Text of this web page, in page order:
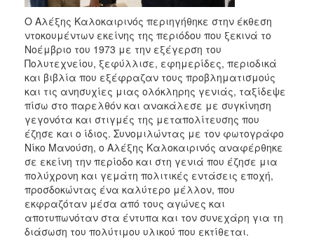
ΠΟΛΙΤΙΣΜΟΣ
ΑΝΘΕΚΤΙΚΗ
ΠΟΛΗ
Ο Αλέξης Καλοκαιρινός περιηγήθηκε στην έκθεση
ντοκουμέντων εκείνης της περιόδου που ξεκινά το
Νοέμβριο του 1973 με την εξέγερση του
Πολυτεχνείου, ξεφύλλισε, εφημερίδες, περιοδικά
και βιβλία που εξέφραζαν τους προβληματισμούς
και τις ανησυχίες μιας ολόκληρης γενιάς, ταξίδεψε
πίσω στο παρελθόν και ανακάλεσε με συγκίνηση
γεγονότα και στιγμές της μεταπολίτευσης που
έζησε και ο ίδιος. Συνομιλώντας με τον φωτογράφο
Νίκο Μανούση, ο Αλέξης Καλοκαιρινός αναφέρθηκε
σε εκείνη την περίοδο και στη γενιά που έζησε μια
πολύχρονη και γεμάτη πολιτικές εντάσεις εποχή,
προσδοκώντας ένα καλύτερο μέλλον, που
εκφραζόταν μέσα από τους αγώνες και
αποτυπωνόταν στα έντυπα και τον συνεχάρη για τη
διάσωση του πολύτιμου υλικού που εκτίθεται.